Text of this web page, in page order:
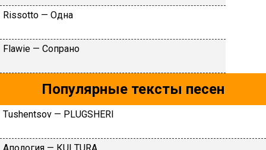
Rissоttо — Oднa
Flаwiе — Coпpaнo
Популярные тексты песен
Тushеntsоv — РLUGSНЕRI